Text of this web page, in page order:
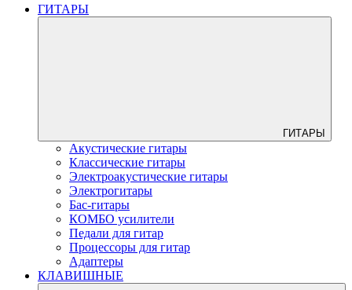
ГИТАРЫ
ГИТАРЫ
Акустические гитары
Классические гитары
Электроакустические гитары
Электрогитары
Бас-гитары
КОМБО усилители
Педали для гитар
Процессоры для гитар
Адаптеры
КЛАВИШНЫЕ